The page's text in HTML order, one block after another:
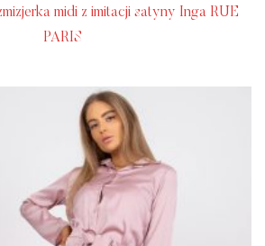
midi z imitacji satyny Inga RUE
PARIS